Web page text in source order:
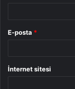
E-posta *
İnternet sitesi